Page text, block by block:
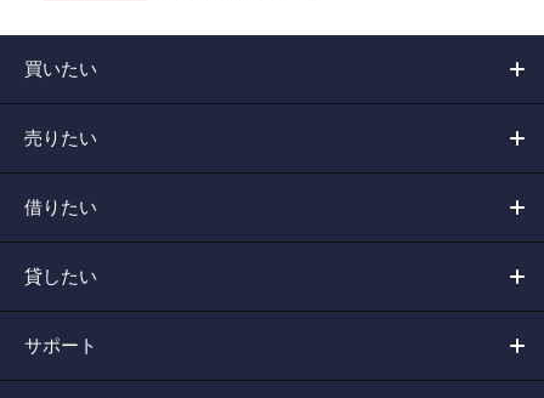
買いたい
売りたい
借りたい
貸したい
サポート